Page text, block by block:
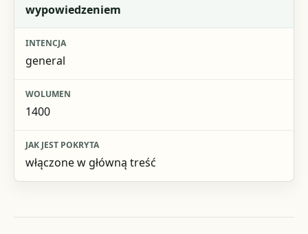
wypowiedzeniem
general
1400
włączone w główną treść